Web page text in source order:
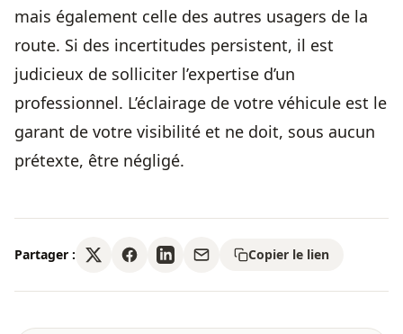
mais également celle des autres usagers de la
route. Si des incertitudes persistent, il est
judicieux de solliciter l’expertise d’un
professionnel. L’éclairage de votre véhicule est le
garant de votre visibilité et ne doit, sous aucun
prétexte, être négligé.
Partager : Copier le lien